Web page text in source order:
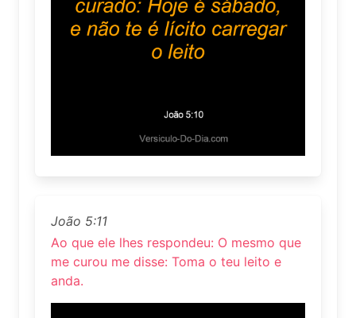
João 5:11
Ao que ele lhes respondeu: O mesmo que
me curou me disse: Toma o teu leito e
anda.